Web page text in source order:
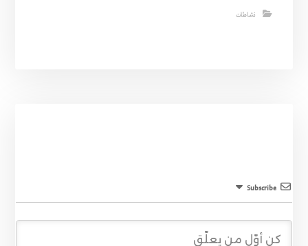
نشاطات
Subscribe